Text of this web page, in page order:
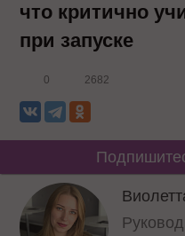
что критично
при запуске
0 2682